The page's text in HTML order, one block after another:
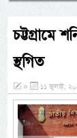
চট্টগ্রামে
স্থগিত
» ১১ জুলাই,